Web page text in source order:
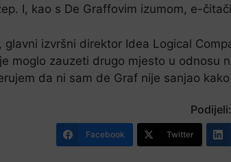
I, kao s De Graffovim izumom, e-
izvršni direktor Idea Logical
moglo zauzeti drugo mjesto u odnosu
da ni sam de Graf nije sanjao
Podijeli:
Facebook Twitter